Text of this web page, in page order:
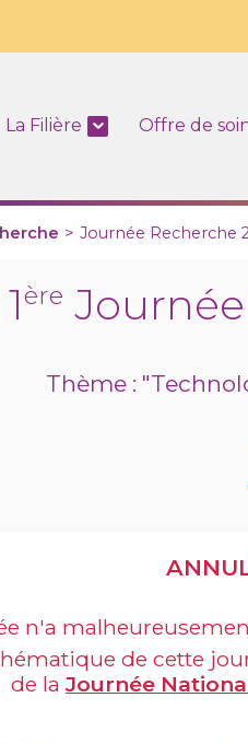
La Filière Offre de
> Journée Recherche
1ère
Thème :
n'a
de cette
de laJournée